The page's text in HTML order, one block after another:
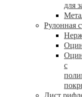
для
Рулонная
с
Лист